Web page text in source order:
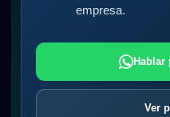
empresa.
Hablar
Ver